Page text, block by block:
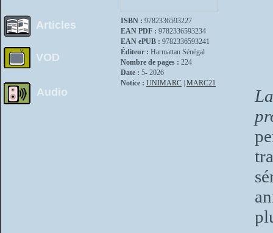
Articles
VOD
Audio
ISBN : 9782336593227
EAN PDF : 9782336593234
EAN ePUB : 9782336593241
Éditeur : Harmattan Sénégal
Nombre de pages : 224
Date : 5- 2026
Notice : UNIMARC MARC21